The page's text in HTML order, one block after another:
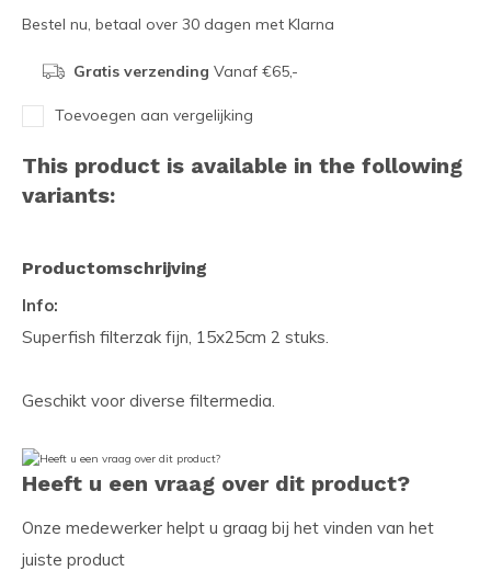
Bestel nu, betaal over 30 dagen met Klarna
Gratis verzending Vanaf €65,-
Toevoegen aan vergelijking
This product is available in the following
variants:
Productomschrijving
Info:
Superfish filterzak fijn, 15x25cm 2 stuks.
Geschikt voor diverse filtermedia.
Heeft u een vraag over dit product?
Onze medewerker helpt u graag bij het vinden van het
juiste product